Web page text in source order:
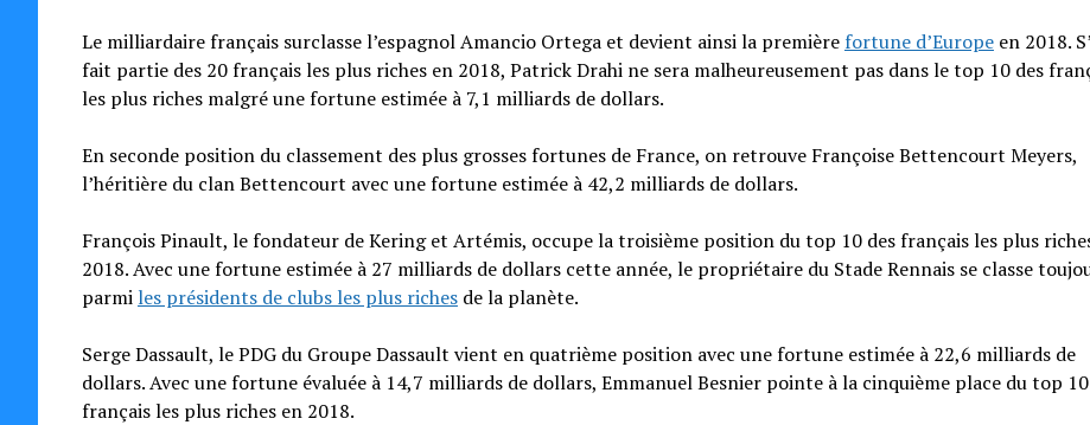
Le milliardaire français surclasse l’espagnol Amancio Ortega et devient ainsi la première fortune d’Europeen 2018.
fait partie des 20 français les plus riches en 2018, Patrick Drahi ne sera malheureusement pas dans le top 10 des
les plus riches malgré une fortune estimée à 7,1 milliards de dollars.
En seconde position du classement des plus grosses fortunes de France, on retrouve Françoise Bettencourt Meyers,
l’héritière du clan Bettencourt avec une fortune estimée à 42,2 milliards de dollars.
François Pinault, le fondateur de Kering et Artémis, occupe la troisième position du top 10 des français les plus
2018. Avec une fortune estimée à 27 milliards de dollars cette année, le propriétaire du Stade Rennais se classe
parmi les présidents de clubs les plus richesde la planète.
Serge Dassault, le PDG du Groupe Dassault vient en quatrième position avec une fortune estimée à 22,6 milliards de
dollars. Avec une fortune évaluée à 14,7 milliards de dollars, Emmanuel Besnier pointe à la cinquième place du top
français les plus riches en 2018.